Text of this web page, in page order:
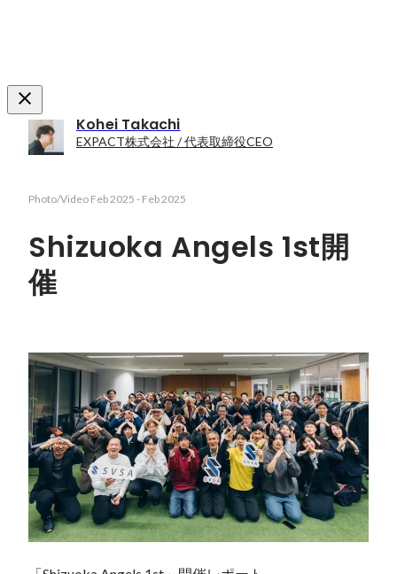
Kohei Takachi
EXPACT株式会社 / 代表取締役CEO
Photo/Video Feb 2025 - Feb 2025
Shizuoka Angels 1st開
催